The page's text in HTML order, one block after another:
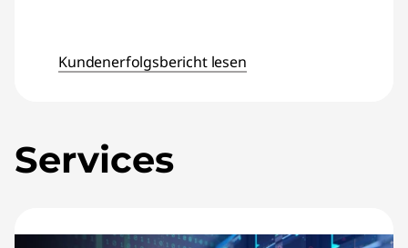
Kundenerfolgsbericht lesen
Services